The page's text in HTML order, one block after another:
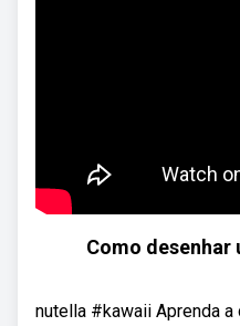
Como desenhar
nutella #kawaii Aprenda a